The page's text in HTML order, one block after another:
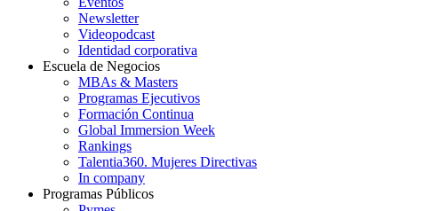
Newsletter
Videopodcast
Identidad corporativa
Escuela de Negocios
MBAs & Masters
Programas Ejecutivos
Formación Continua
Global Immersion Week
Rankings
Talentia360. Mujeres Directivas
In company
Programas Públicos